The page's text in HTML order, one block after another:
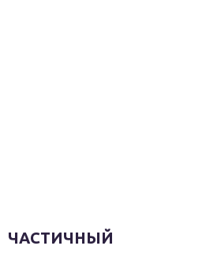
ЧАСТИЧНЫЙ